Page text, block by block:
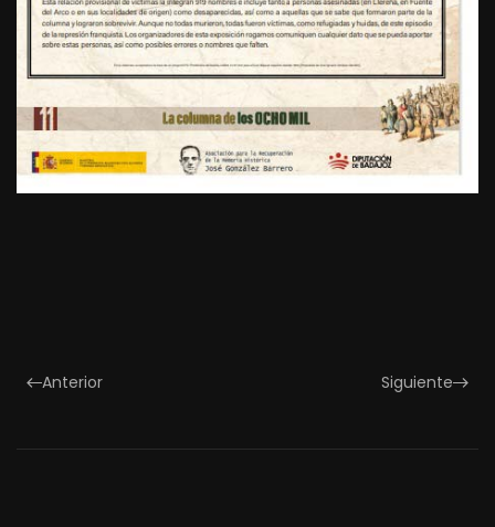
Anterior Siguiente